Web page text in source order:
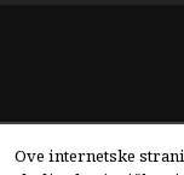
Ove internetske